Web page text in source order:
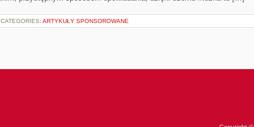
CATEGORIES: ARTYKUŁY SPONSOROWANE